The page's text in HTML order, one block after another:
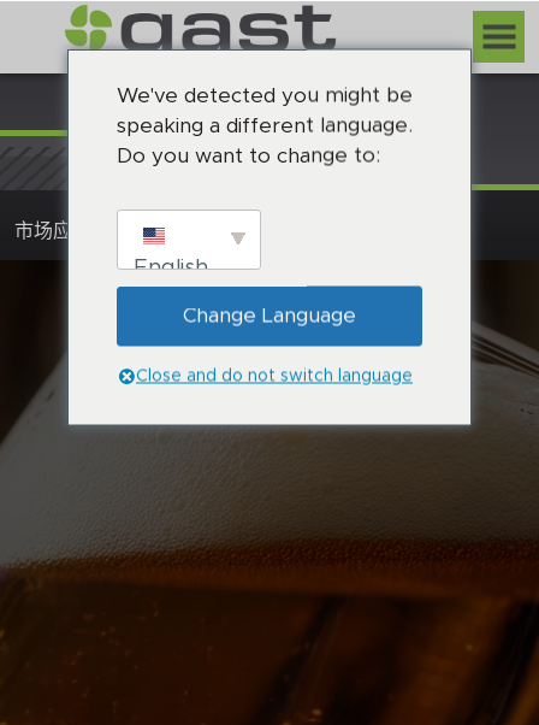
市场应用 饮料 啤酒和葡萄酒
健康与保健
下一个申请
We've detected you might be
speaking a different language.
Do you want to change to:
English
Change Language
Close and do not switch language